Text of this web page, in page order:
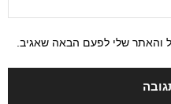
והאתר שלי לפעם הבאה שאגיב.